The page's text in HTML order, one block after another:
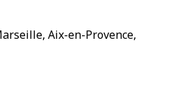
Aix-en-Provence,